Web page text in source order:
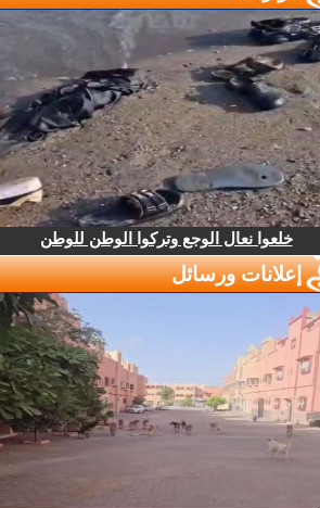
خلعوا نعال الوجع وتركوا الوطن للوطن
إعلانات ورسائل